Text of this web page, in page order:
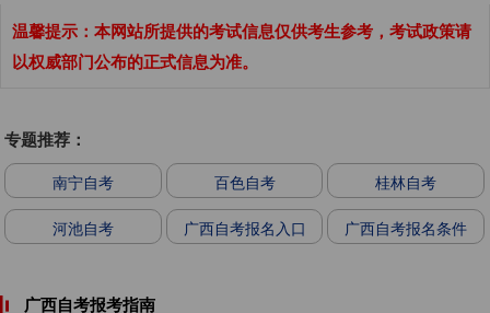
温馨提示：本网站所提供的考试信息仅供考生参考，考试政策请
以权威部门公布的正式信息为准。
专题推荐：
南宁自考 百色自考 桂林自考
河池自考 广西自考报名入口 广西自考报名条件
广西自考报考指南